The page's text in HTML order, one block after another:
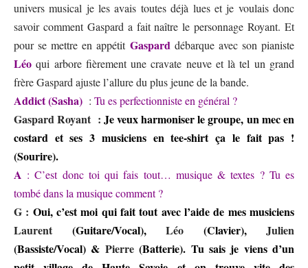
univers musical je les avais toutes déjà lues et je voulais donc
savoir comment Gaspard a fait naître le personnage Royant. Et
pour se mettre en appétit Gaspard débarque avec son pianiste
Léoqui arbore fièrement une cravate neuve et là tel un grand
frère Gaspard ajuste l’allure du plus jeune de la bande.
Addict (Sasha) : Tu es perfectionniste en général ?
Gaspard Royant : Je veux harmoniser le groupe, un mec en
costard et ses 3 musiciens en tee-shirt ça le fait pas !
(Sourire).
A : C’est donc toi qui fais tout… musique & textes ? Tu es
tombé dans la musique comment ?
G : Oui, c’est moi qui fait tout avec l’aide de mes musiciens
Laurent (Guitare/Vocal),Léo (Clavier),Julien
(Bassiste/Vocal) & Pierre(Batterie). Tu sais je viens d’un